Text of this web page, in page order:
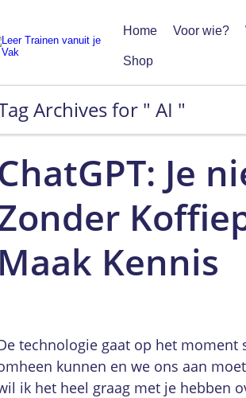
Home Voor wie?
Shop
Archives for " AI "
Je
Maak Kennis
technologie gaat op het
kunnen en we ons aan
ik het heel graag met je hebben